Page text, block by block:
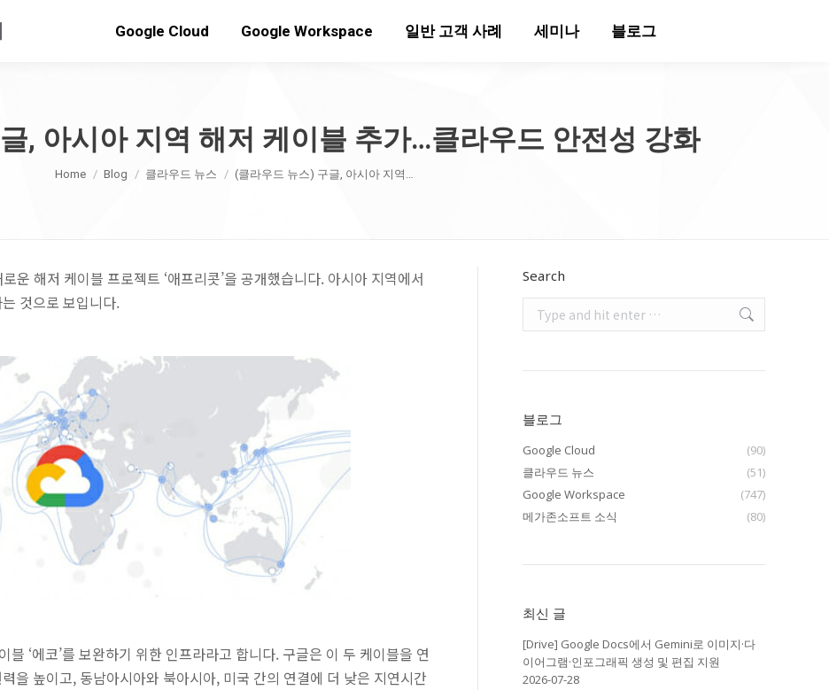
Google Cloud Google Workspace 일반 고객 사례 세미나 블로그
, 아시아 지역 해저 케이블 추가…클라우드 안전성 강화
You are here:
Home Blog 클라우드 뉴스 (클라우드 뉴스) 구글, 아시아 지역…
운 해저 케이블 프로젝트 ‘애프리콧’을 공개했습니다. 아시아 지역에서
것으로 보입니다.
‘에코’를 보완하기 위한 인프라라고 합니다. 구글은 이 두 케이블을 연
을 높이고, 동남아시아와 북아시아, 미국 간의 연결에 더 낮은 지연시간
Search
블로그
Google Cloud
(90)
클라우드 뉴스
(51)
Google Workspace
(747)
메가존소프트 소식
(80)
최신 글
[Drive] Google Docs에서 Gemini로 이미지·다
이어그램·인포그래픽 생성 및 편집 지원
2026-07-28